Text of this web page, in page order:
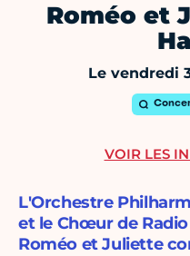
Roméo et
Le vendredi
L'Orchestre
et le Chœur de
Roméo et Juliette
VOIR LES